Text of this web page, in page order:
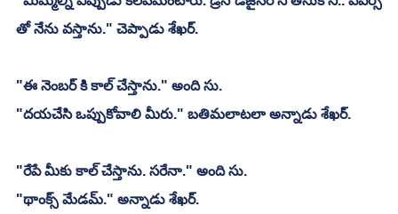
తో నేను వస్తాను." చెప్పాడు శేఖర్.
"ఈ నెంబర్ కి కాల్ చేస్తాను." అంది సు.
"దయచేసి ఒప్పుకోవాలి మీరు." బతిమలాటలా అన్నాడు శేఖర్.
"రేపే మీకు కాల్ చేస్తాను. సరేనా." అంది సు.
"థాంక్స్ మేడమ్." అన్నాడు శేఖర్.